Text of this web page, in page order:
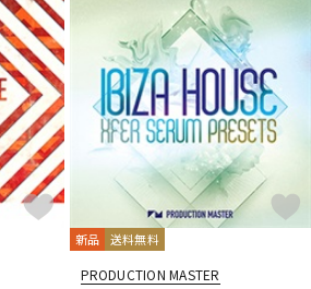
新品 送料無料
PRODUCTION MASTER